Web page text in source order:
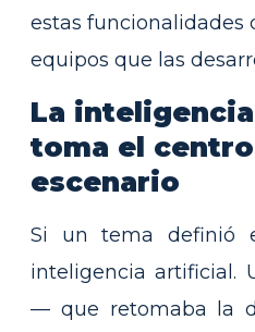
estas funcionalidades
equipos que las
La
toma el
escenario
Si un tema definió
inteligencia artificial.
— que retomaba la